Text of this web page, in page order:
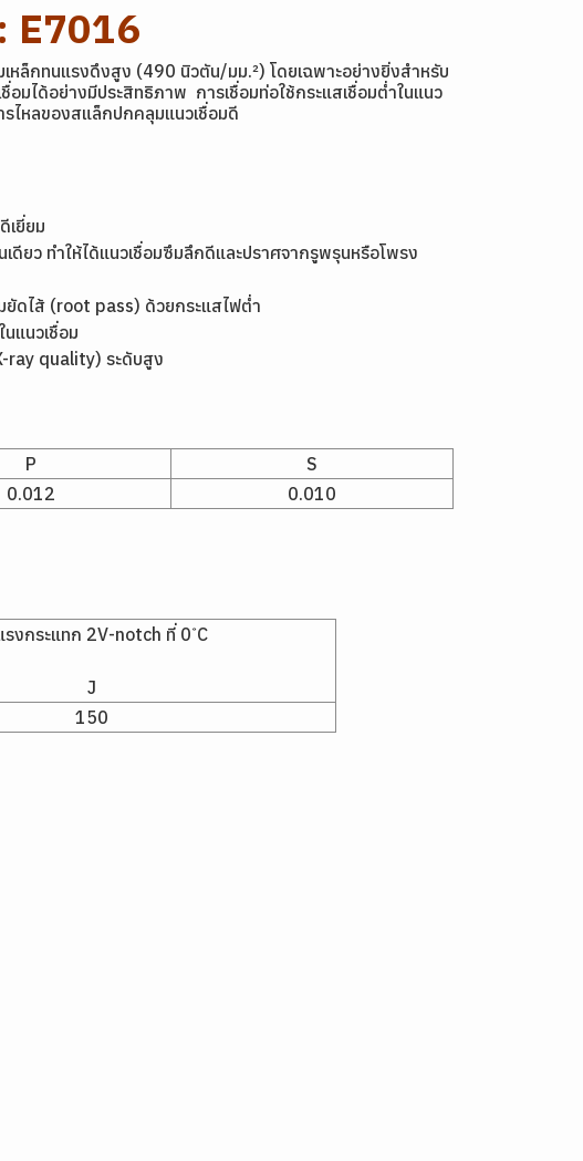
E7016
เหล็กทนแรงดึงสูง (490 นิวตัน/มม.²) โดยเฉพาะอย่างยิ่งสำหรับ
ได้อย่างมีประสิทธิภาพ การเชื่อมท่อใช้กระแสเชื่อมต่ำในแนว
ไหลของสแล็กปกคลุมแนวเชื่อมดี
เยี่ยม
ดียว ทำให้ได้แนวเชื่อมซึมลึกดีและปราศจากรูพรุนหรือโพรง
ยัดไส้ (root pass) ด้วยกระแสไฟต่ำ
แนวเชื่อม
ray quality) ระดับสูง
P
S
0.012 0.010
รงกระแทก 2V-notch ที่ 0 ํC
J
150